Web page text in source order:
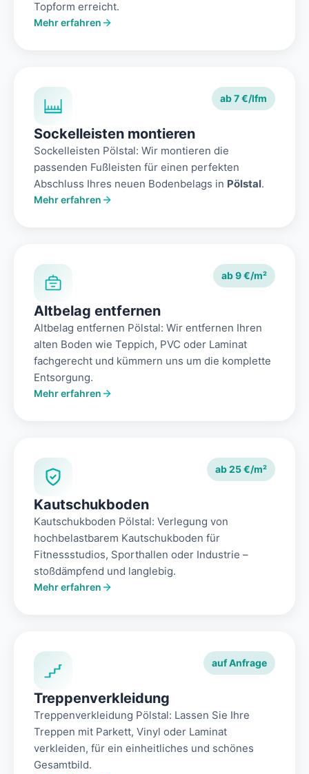
Topform erreicht.
Mehr erfahren
ab 7 €/lfm
Sockelleisten montieren
Sockelleisten Pölstal: Wir montieren die
passenden Fußleisten für einen perfekten
Abschluss Ihres neuen Bodenbelags in Pölstal.
Mehr erfahren
ab 9 €/m²
Altbelag entfernen
Altbelag entfernen Pölstal: Wir entfernen Ihren
alten Boden wie Teppich, PVC oder Laminat
fachgerecht und kümmern uns um die komplette
Entsorgung.
Mehr erfahren
ab 25 €/m²
Kautschukboden
Kautschukboden Pölstal: Verlegung von
hochbelastbarem Kautschukboden für
Fitnessstudios, Sporthallen oder Industrie –
stoßdämpfend und langlebig.
Mehr erfahren
auf Anfrage
Treppenverkleidung
Treppenverkleidung Pölstal: Lassen Sie Ihre
Treppen mit Parkett, Vinyl oder Laminat
verkleiden, für ein einheitliches und schönes
Gesamtbild.